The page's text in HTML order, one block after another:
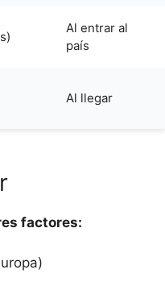
Al entrar al
país
Al llegar
factores: